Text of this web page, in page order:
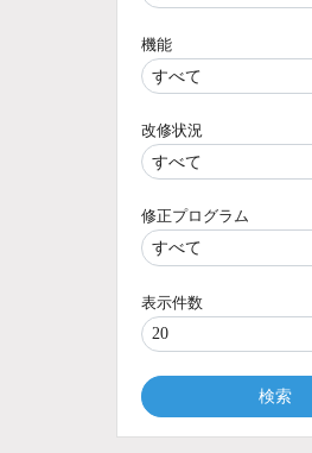
機能
改修状況
修正プログラム
表示件数
検索